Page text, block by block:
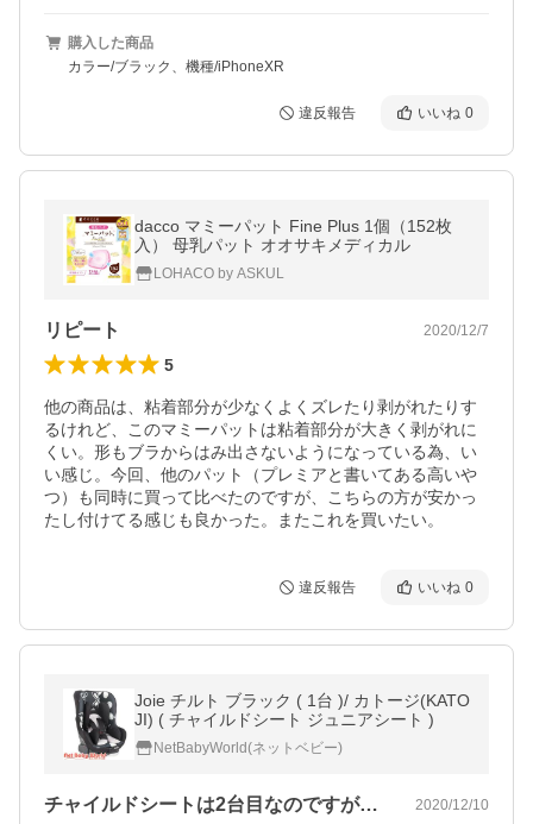
購入した商品
カラー/ブラック、機種/iPhoneXR
違反報告 いいね 0
dacco マミーパット Fine Plus 1個（152枚
入） 母乳パット オオサキメディカル
LOHACO by ASKUL
リピート 2020/12/7
5
他の商品は、粘着部分が少なくよくズレたり剥がれたりす
るけれど、このマミーパットは粘着部分が大きく剥がれに
くい。形もブラからはみ出さないようになっている為、い
い感じ。今回、他のパット（プレミアと書いてある高いや
つ）も同時に買って比べたのですが、こちらの方が安かっ
たし付けてる感じも良かった。またこれを買いたい。
違反報告 いいね 0
Joie チルト ブラック ( 1台 )/ カトージ(KATO
JI) ( チャイルドシート ジュニアシート )
NetBabyWorld(ネットベビー)
チャイルドシートは2台目なのですが、こ… 2020/12/10